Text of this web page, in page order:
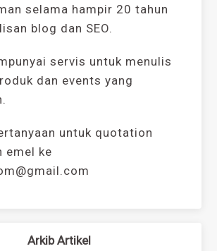
selama hampir 20 tahun
blog dan SEO.
servis untuk menulis
dan events yang
untuk quotation
emel ke
Arkib Artikel